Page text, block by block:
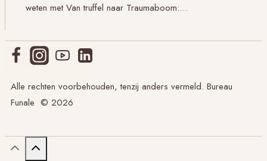
weten met Van truffel naar Traumaboom:…
Alle rechten voorbehouden, tenzij anders vermeld. Bureau
Funale © 2026